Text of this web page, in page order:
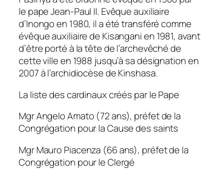
le pape Jean-Paul II. Evêque auxiliaire
d’Inongo en 1980, il a été transféré comme
évêque auxiliaire de Kisangani en 1981, avant
d’être porté à la tête de l’archevêché de
cette ville en 1988 jusqu’à sa désignation en
2007 à l’archidiocèse de Kinshasa.
La liste des cardinaux créés par le Pape
Mgr Angelo Amato (72 ans), préfet de la
Congrégation pour la Cause des saints
Mgr Mauro Piacenza (66 ans), préfet de la
Congrégation pour le Clergé